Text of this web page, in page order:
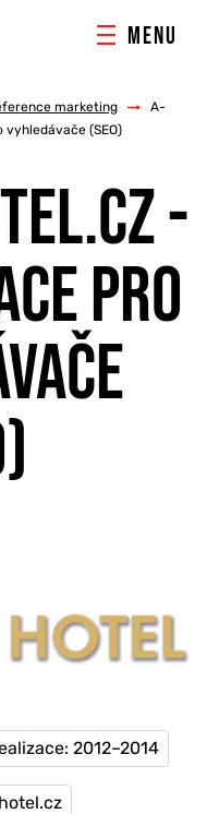
MENU
ŠKOLENÍ
marketing /
A-
(SEO)
-
PRO
2012–2014